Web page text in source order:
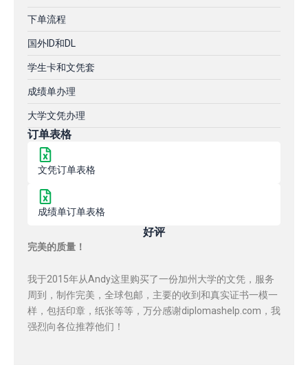
下单流程
国外ID和DL
学生卡和文凭套
成绩单办理
大学文凭办理
订单表格
文凭订单表格
成绩单订单表格
好评
完美的质量！
我于2015年从Andy这里购买了一份加州大学的文凭，服务
周到，制作完美，全球包邮，主要的收到和真实证书一模一
样，包括印章，纸张等等，万分感谢diplomashelp.com，我
强烈向各位推荐他们！